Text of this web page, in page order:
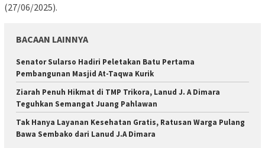
(27/06/2025).
BACAAN LAINNYA
Senator Sularso Hadiri Peletakan Batu Pertama
Pembangunan Masjid At-Taqwa Kurik
Ziarah Penuh Hikmat di TMP Trikora, Lanud J. A Dimara
Teguhkan Semangat Juang Pahlawan
Tak Hanya Layanan Kesehatan Gratis, Ratusan Warga Pulang
Bawa Sembako dari Lanud J.A Dimara